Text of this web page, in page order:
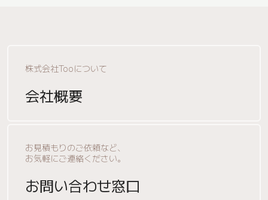
株式会社Tooについて
会社概要
お見積もりのご依頼など、
お気軽にご連絡ください。
お問い合わせ窓口